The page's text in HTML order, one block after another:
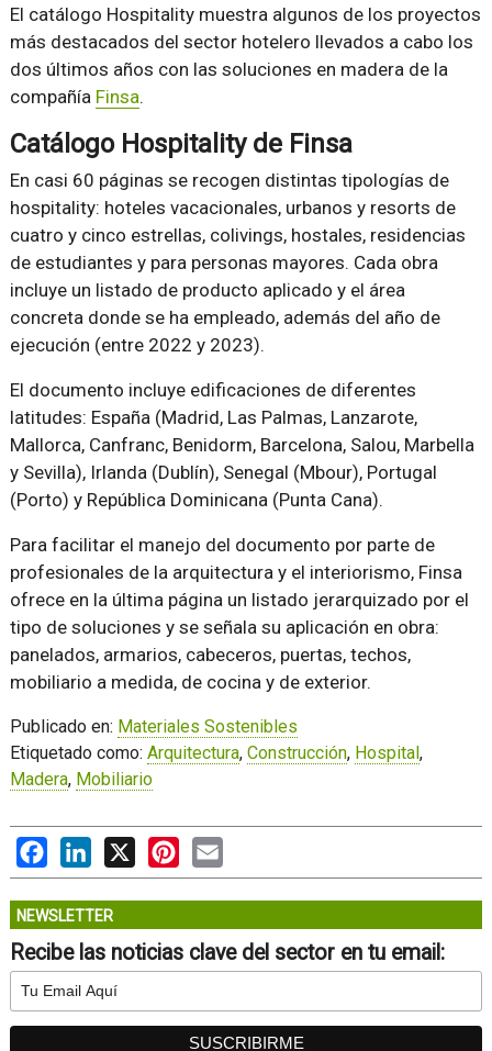
El catálogo Hospitality muestra algunos de los proyectos
más destacados del sector hotelero llevados a cabo los
dos últimos años con las soluciones en madera de la
compañía Finsa.
Catálogo Hospitality de Finsa
En casi 60 páginas se recogen distintas tipologías de
hospitality: hoteles vacacionales, urbanos y resorts de
cuatro y cinco estrellas, colivings, hostales, residencias
de estudiantes y para personas mayores. Cada obra
incluye un listado de producto aplicado y el área
concreta donde se ha empleado, además del año de
ejecución (entre 2022 y 2023).
El documento incluye edificaciones de diferentes
latitudes: España (Madrid, Las Palmas, Lanzarote,
Mallorca, Canfranc, Benidorm, Barcelona, Salou, Marbella
y Sevilla), Irlanda (Dublín), Senegal (Mbour), Portugal
(Porto) y República Dominicana (Punta Cana).
Para facilitar el manejo del documento por parte de
profesionales de la arquitectura y el interiorismo, Finsa
ofrece en la última página un listado jerarquizado por el
tipo de soluciones y se señala su aplicación en obra:
panelados, armarios, cabeceros, puertas, techos,
mobiliario a medida, de cocina y de exterior.
Publicado en: Materiales Sostenibles
Etiquetado como: Arquitectura, Construcción, Hospital,
Madera, Mobiliario
FacebookLinkedIn
X PinterestEmail
NEWSLETTER
Recibe las noticias clave del sector en tu email: